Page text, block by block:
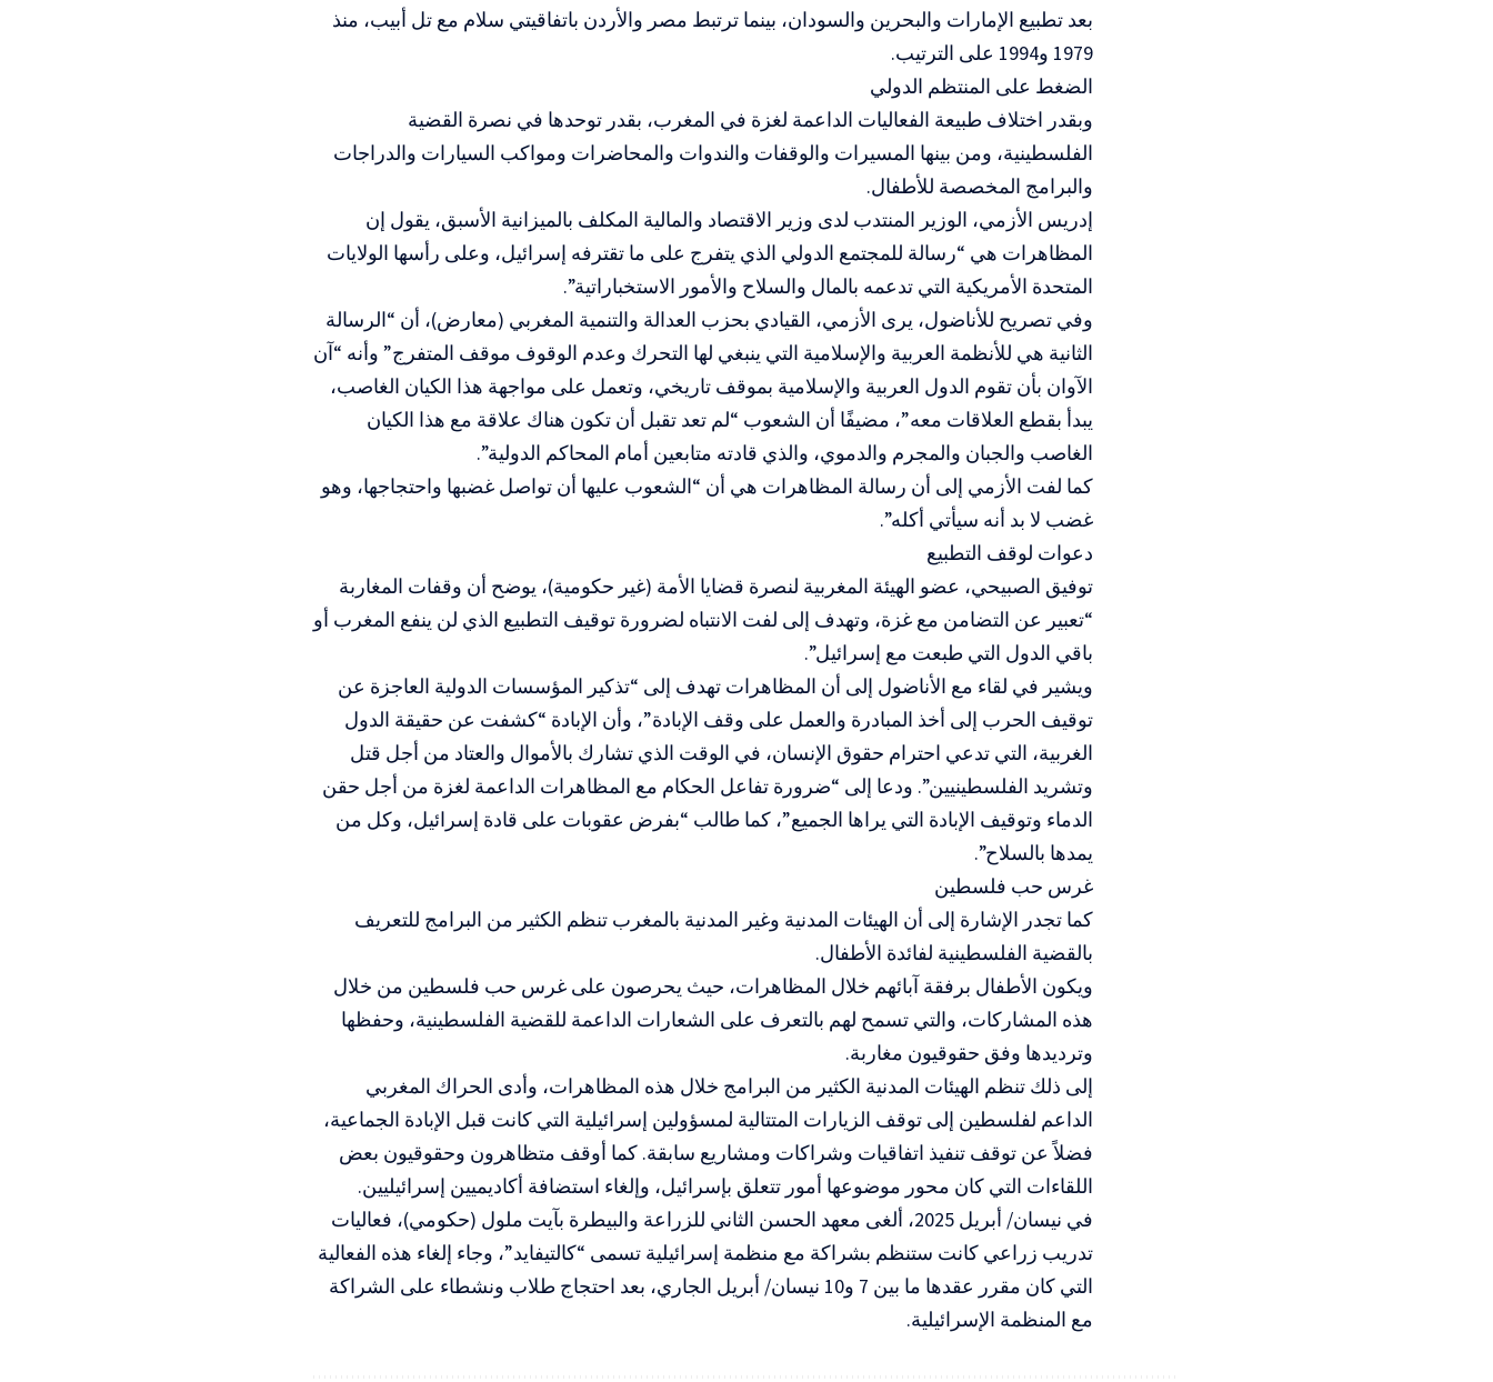
بعد تطبيع الإمارات والبحرين والسودان، بينما ترتبط مصر والأردن باتفاقيتي سلام مع تل أبيب، منذ
1979 و1994 على الترتيب.
الضغط على المنتظم الدولي
وبقدر اختلاف طبيعة الفعاليات الداعمة لغزة في المغرب، بقدر توحدها في نصرة القضية
الفلسطينية، ومن بينها المسيرات والوقفات والندوات والمحاضرات ومواكب السيارات والدراجات
والبرامج المخصصة للأطفال.
إدريس الأزمي، الوزير المنتدب لدى وزير الاقتصاد والمالية المكلف بالميزانية الأسبق، يقول إن
المظاهرات هي “رسالة للمجتمع الدولي الذي يتفرج على ما تقترفه إسرائيل، وعلى رأسها الولايات
المتحدة الأمريكية التي تدعمه بالمال والسلاح والأمور الاستخباراتية”.
وفي تصريح للأناضول، يرى الأزمي، القيادي بحزب العدالة والتنمية المغربي (معارض)، أن “الرسالة
الثانية هي للأنظمة العربية والإسلامية التي ينبغي لها التحرك وعدم الوقوف موقف المتفرج” وأنه “آن
الآوان بأن تقوم الدول العربية والإسلامية بموقف تاريخي، وتعمل على مواجهة هذا الكيان الغاصب،
يبدأ بقطع العلاقات معه”، مضيفًا أن الشعوب “لم تعد تقبل أن تكون هناك علاقة مع هذا الكيان
الغاصب والجبان والمجرم والدموي، والذي قادته متابعين أمام المحاكم الدولية”.
كما لفت الأزمي إلى أن رسالة المظاهرات هي أن “الشعوب عليها أن تواصل غضبها واحتجاجها، وهو
غضب لا بد أنه سيأتي أكله”.
دعوات لوقف التطبيع
توفيق الصبيحي، عضو الهيئة المغربية لنصرة قضايا الأمة (غير حكومية)، يوضح أن وقفات المغاربة
“تعبير عن التضامن مع غزة، وتهدف إلى لفت الانتباه لضرورة توقيف التطبيع الذي لن ينفع المغرب أو
باقي الدول التي طبعت مع إسرائيل”.
ويشير في لقاء مع الأناضول إلى أن المظاهرات تهدف إلى “تذكير المؤسسات الدولية العاجزة عن
توقيف الحرب إلى أخذ المبادرة والعمل على وقف الإبادة”، وأن الإبادة “كشفت عن حقيقة الدول
الغربية، التي تدعي احترام حقوق الإنسان، في الوقت الذي تشارك بالأموال والعتاد من أجل قتل
وتشريد الفلسطينيين”. ودعا إلى “ضرورة تفاعل الحكام مع المظاهرات الداعمة لغزة من أجل حقن
الدماء وتوقيف الإبادة التي يراها الجميع”، كما طالب “بفرض عقوبات على قادة إسرائيل، وكل من
يمدها بالسلاح”.
غرس حب فلسطين
كما تجدر الإشارة إلى أن الهيئات المدنية وغير المدنية بالمغرب تنظم الكثير من البرامج للتعريف
بالقضية الفلسطينية لفائدة الأطفال.
ويكون الأطفال برفقة آبائهم خلال المظاهرات، حيث يحرصون على غرس حب فلسطين من خلال
هذه المشاركات، والتي تسمح لهم بالتعرف على الشعارات الداعمة للقضية الفلسطينية، وحفظها
وترديدها وفق حقوقيون مغاربة.
إلى ذلك تنظم الهيئات المدنية الكثير من البرامج خلال هذه المظاهرات، وأدى الحراك المغربي
الداعم لفلسطين إلى توقف الزيارات المتتالية لمسؤولين إسرائيلية التي كانت قبل الإبادة الجماعية،
فضلاً عن توقف تنفيذ اتفاقيات وشراكات ومشاريع سابقة. كما أوقف متظاهرون وحقوقيون بعض
اللقاءات التي كان محور موضوعها أمور تتعلق بإسرائيل، وإلغاء استضافة أكاديميين إسرائيليين.
في نيسان/ أبريل 2025، ألغى معهد الحسن الثاني للزراعة والبيطرة بآيت ملول (حكومي)، فعاليات
تدريب زراعي كانت ستنظم بشراكة مع منظمة إسرائيلية تسمى “كالتيفايد”، وجاء إلغاء هذه الفعالية
التي كان مقرر عقدها ما بين 7 و10 نيسان/ أبريل الجاري، بعد احتجاج طلاب ونشطاء على الشراكة
مع المنظمة الإسرائيلية.